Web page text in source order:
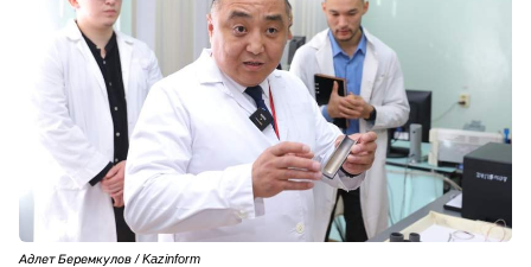
Адлет Беремкулов / Kazinform